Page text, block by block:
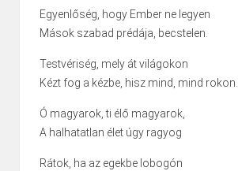
Egyenlőség, hogy Ember ne legyen
Mások szabad prédája, becstelen.
Testvériség, mely át világokon
Kézt fog a kézbe, hisz mind, mind rokon.
Ó magyarok, ti élő magyarok,
A halhatatlan élet úgy ragyog
Rátok, ha az egekbe lobogón